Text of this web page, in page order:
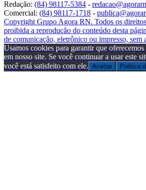
Redação: (84) 98117-5384 -
Comercial: (84) 98117-1718 -
Copyright Grupo Agora RN. Todos os
proibida a reprodução do conteúdo desta
de comunicação, eletrônico ou impresso, sem
Usamos cookies para garantir que
em nosso site. Se você continuar a usar este
você está satisfeito com ele. Aceitar Politica